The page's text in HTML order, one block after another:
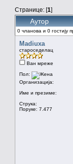
Странице: [1]
Аутор
0 чланова и 0 гостију
Madiuxa
староседелац
Ван мреже
Пол:
Организација:
Име и презиме:
Струка:
Поруке: 7.477